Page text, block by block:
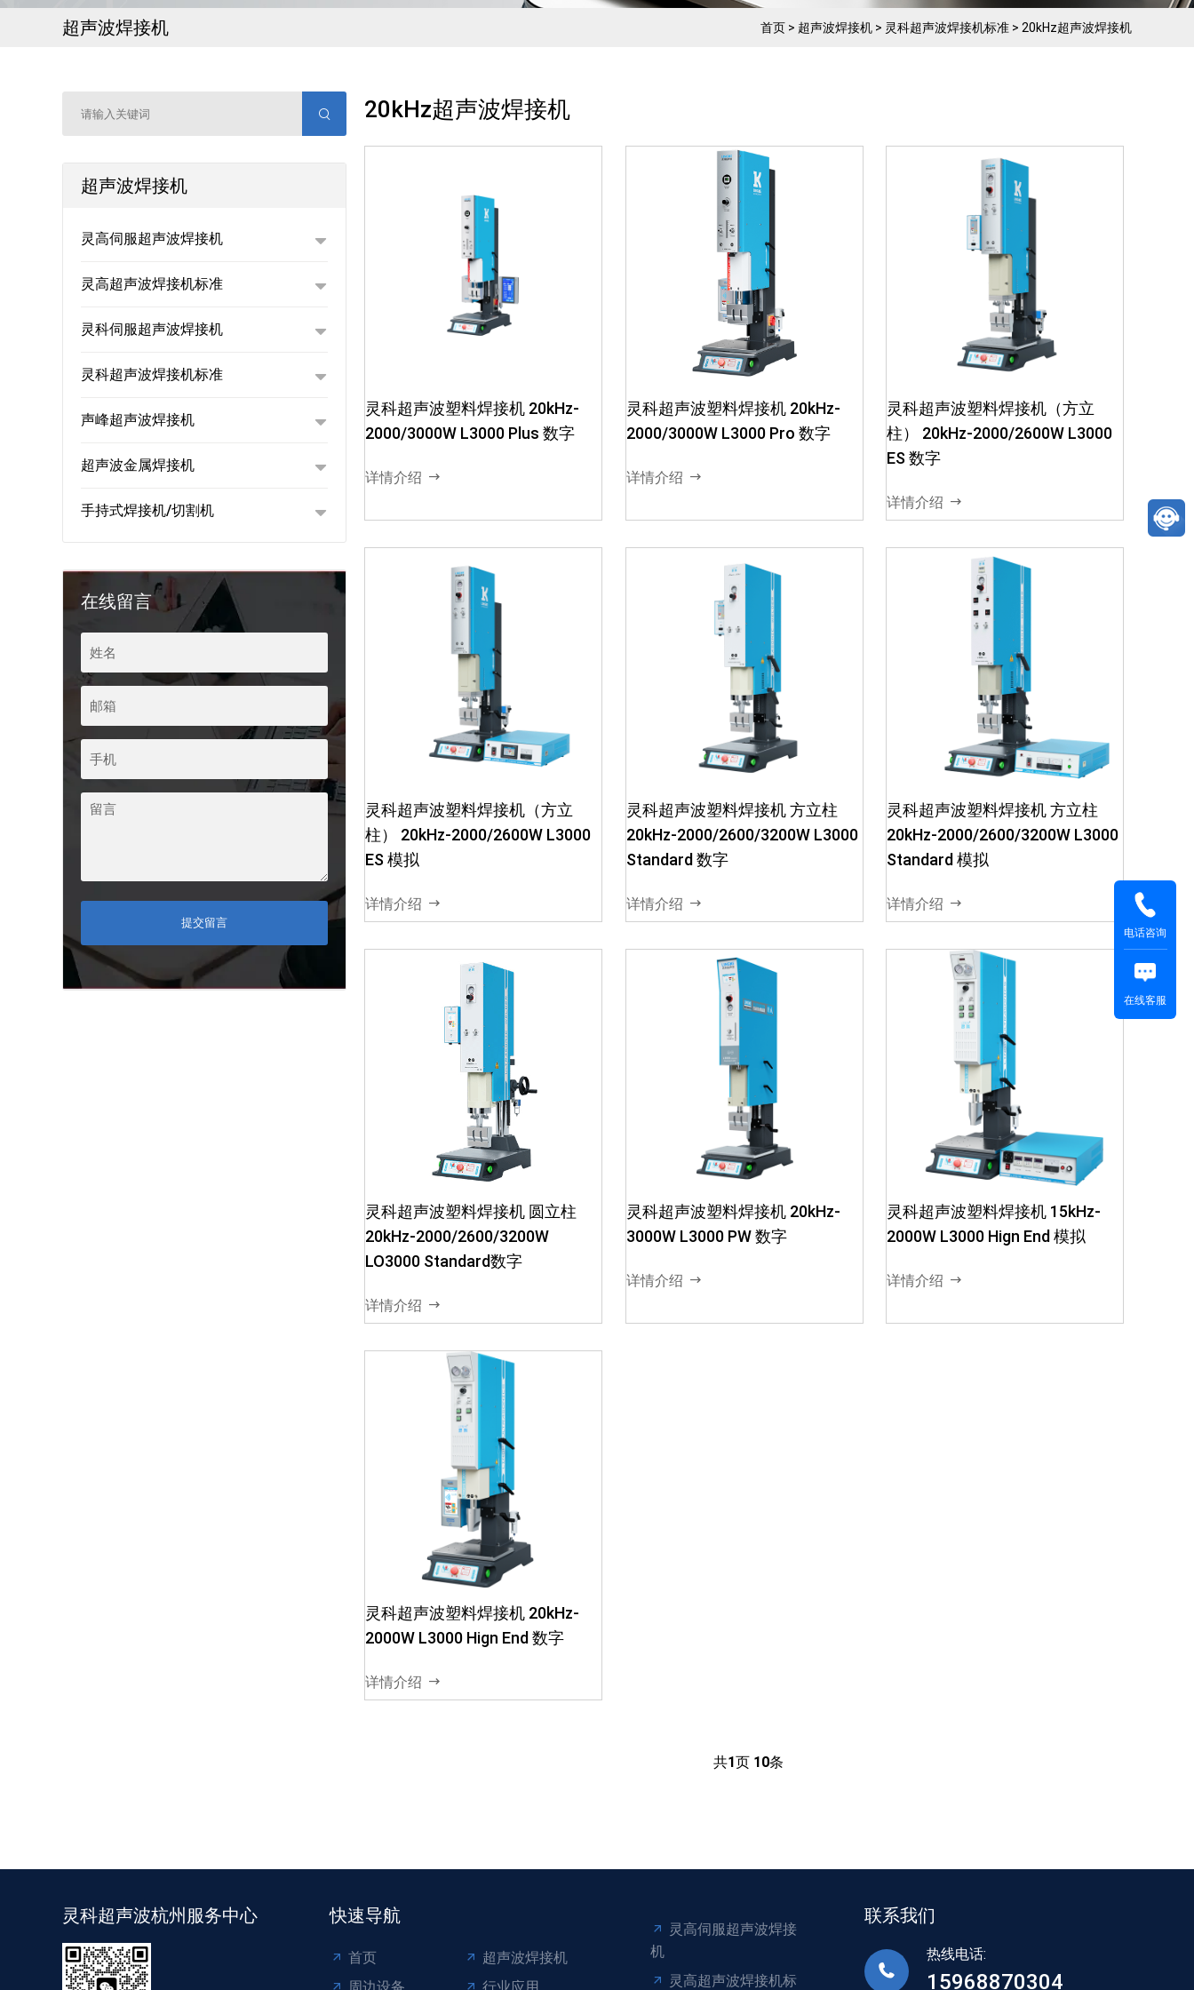
超声波焊接机 首页 > 超声波焊接机 > 灵科超声波焊接机标准 > 20kHz超声波焊接机
超声波焊接机
灵高伺服超声波焊接机
灵高超声波焊接机标准
灵科伺服超声波焊接机
灵科超声波焊接机标准
声峰超声波焊接机
超声波金属焊接机
手持式焊接机/切割机
在线留言
提交留言
20kHz超声波焊接机
压回升高机械强度和高精密度
4. 数位化控制压力触感检测...
灵科超声波塑料焊接机 20kHz-
2000/3000W L3000 Plus 数字
详情介绍
1. ·语言选单：中文/英文 2. ·振
灵科超声波塑料焊接机 20kHz-
2000/3000W L3000 Pro 数字
详情介绍
1. ·集成多种焊接控制技术 2. ·
灵科超声波塑料焊接机（方立
柱） 20kHz-2000/2600W L3000
ES 数字
详情介绍
灵科超声波塑料焊接机（方立
1. ·集成多种焊接控制技术 2. ·
轨连接设计 3. 确保焊接强度，
度 4. ·时间精度0.01...
灵科超声波塑料焊接机（方立
柱） 20kHz-2000/2600W L3000
ES 模拟
详情介绍
灵科超声波塑料焊接机 方立柱
20kHz-2000/2600/3200W
L3000 Standard 数字
1. ·振幅可内置或外置，振幅可
调10%-100%，可在不用更换
同塑料2. ·数字化机型5种操作
灵科超声波塑料焊接机 方立柱
20kHz-2000/2600/3200W L3000
Standard 数字
详情介绍
灵科超声波塑料焊接机 方立柱
20kHz-2000/2600/3200W
L3000 Standard 模拟
1. ·振幅可内置或外置，振幅可
调10%-100%，可在不用更换
增幅器的情况下，可以焊接不
模式：手动模式、时间模式、
灵科超声波塑料焊接机 方立柱
20kHz-2000/2600/3200W L3000
Standard 模拟
详情介绍
灵科超声波塑料焊接机 圆立柱
20kHz-2000/2600/3200W
01、配置3.5⼨全彩⾼清触摸
屏，数字化参数设定02、实时
自动追频锁频功能、电路恒压
设计，确保焊接强度，下压回
灵科超声波塑料焊接机 圆立柱
20kHz-2000/2600/3200W
LO3000 Standard数字
详情介绍
灵科超声波塑料焊接机
20kHz-3000W L3000 PW 数
1. ·集成多种焊接控制技术 2. ·
立柱采用高强度滑轨连接设计
机械强度和高精密度 4. ·时间
精度0.01s 5....
灵科超声波塑料焊接机 20kHz-
3000W L3000 PW 数字
详情介绍
灵科超声波塑料焊接机
15kHz-2000W L3000 Hign
End 模拟
1. ·振幅可内置或外置，振幅可
调10%-100%，可在不用更换
增幅器的情况下，可以焊接不
模式：手动模式、时间模式、
灵科超声波塑料焊接机 15kHz-
2000W L3000 Hign End 模拟
详情介绍
灵科超声波塑料焊接机
20kHz-2000W L3000 Hign
End 数字
1. ·振幅可内置或外置，振幅可
调10%-100%，可在不用更换
增幅器的情况下，可以焊接不
模式：手动模式、时间模式、
灵科超声波塑料焊接机 20kHz-
2000W L3000 Hign End 数字
详情介绍
共1页 10条
灵科超声波杭州服务中心 快速导航
首页
超声波焊接机
灵高伺服超声波焊接
机
灵高超声波焊接机标
联系我们
热线电话:
15968870304
电话咨询
在线客服